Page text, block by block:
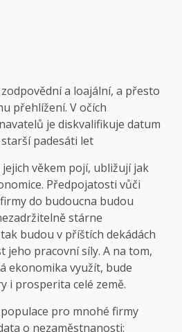
a loajální, a přesto
přehlížení. V očích
je diskvalifikuje datum
padesáti let
jejich věkem pojí, ubližují jak
Předpojatosti vůči
do budoucna budou
stárne
budou v příštích dekádách
jeho pracovní síly. A na tom,
ekonomika využít, bude
i prosperita celé země.
pro mnohé firmy
o nezaměstnanosti: